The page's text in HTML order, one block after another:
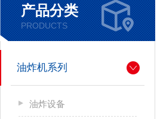
产品分类
PRODUCTS
油炸机系列
油炸设备